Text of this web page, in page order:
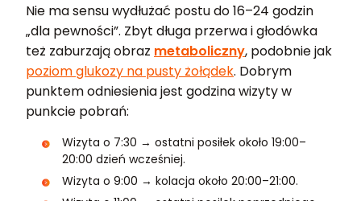
Nie ma sensu wydłużać postu do 16–24 godzin
„dla pewności”. Zbyt długa przerwa i głodówka
też zaburzają obraz metaboliczny, podobnie jak
poziom glukozy na pusty żołądek. Dobrym
punktem odniesienia jest godzina wizyty w
punkcie pobrań:
Wizyta o 7:30 → ostatni posiłek około 19:00–
20:00 dzień wcześniej.
Wizyta o 9:00 → kolacja około 20:00–21:00.